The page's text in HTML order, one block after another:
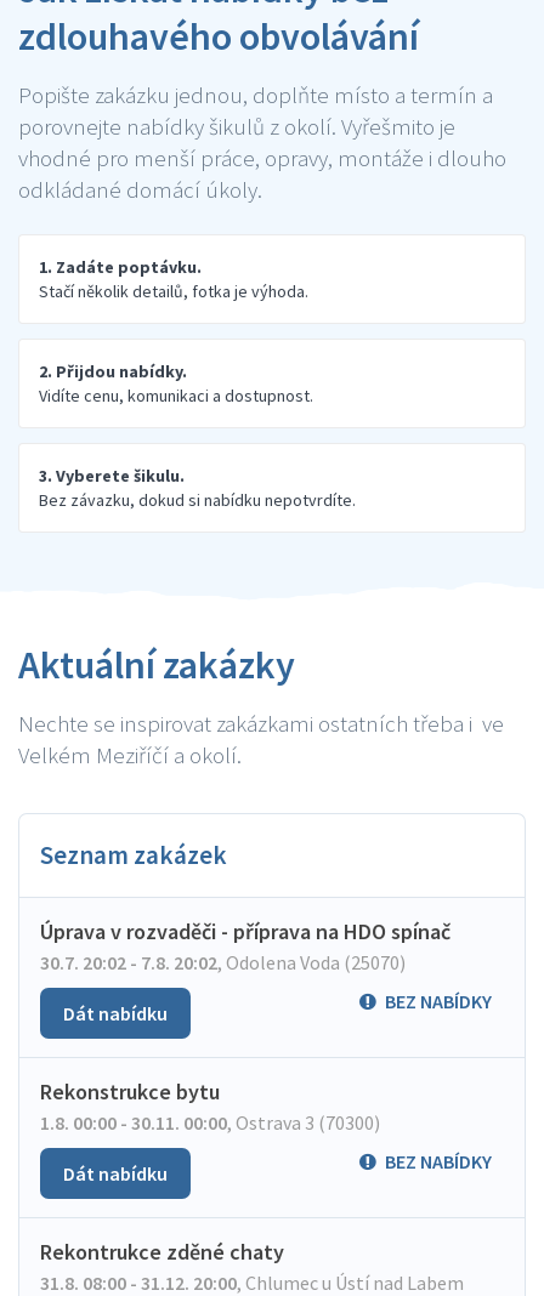
zdlouhavého obvolávání
Popište zakázku jednou, doplňte místo a termín a
porovnejte nabídky šikulů z okolí. Vyřešmito je
vhodné pro menší práce, opravy, montáže i dlouho
odkládané domácí úkoly.
1. Zadáte poptávku.
Stačí několik detailů, fotka je výhoda.
2. Přijdou nabídky.
Vidíte cenu, komunikaci a dostupnost.
3. Vyberete šikulu.
Bez závazku, dokud si nabídku nepotvrdíte.
Aktuální zakázky
Nechte se inspirovat zakázkami ostatních třeba i ve
Velkém Meziříčí a okolí.
Seznam zakázek
Úprava v rozvaděči - příprava na HDO spínač
30.7. 20:02 - 7.8. 20:02, Odolena Voda (25070)
BEZ NABÍDKY
Dát nabídku
Rekonstrukce bytu
1.8. 00:00 - 30.11. 00:00, Ostrava 3 (70300)
BEZ NABÍDKY
Dát nabídku
Rekontrukce zděné chaty
31.8. 08:00 - 31.12. 20:00, Chlumec u Ústí nad Labem